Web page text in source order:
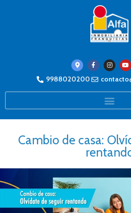
9988020200
Cambio de casa: